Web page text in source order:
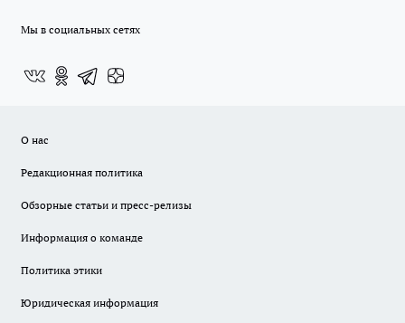
Мы в социальных сетях
О нас
Редакционная политика
Обзорные статьи и пресс-релизы
Информация о команде
Политика этики
Юридическая информация